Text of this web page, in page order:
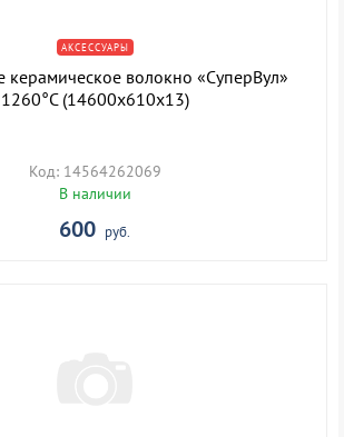
АКСЕССУАРЫ
керамическое волокно «СуперВул»
1260°С (14600х610х13)
Код: 14564262069
В наличии
600 руб.